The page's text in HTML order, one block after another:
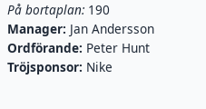
På bortaplan: 190
Manager: Jan Andersson
Ordförande: Peter Hunt
Tröjsponsor: Nike